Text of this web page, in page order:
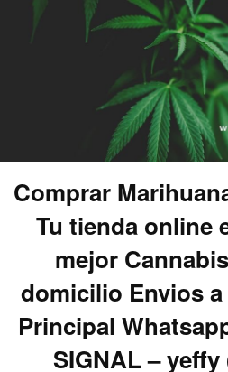
Comprar
Tu tienda online
mejor
domicilio Envios
Principal
SIGNAL –